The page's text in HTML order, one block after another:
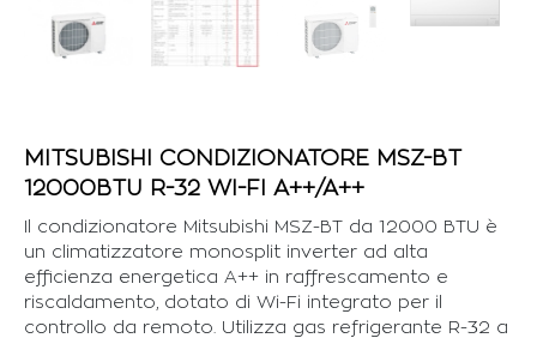
MITSUBISHI CONDIZIONATORE MSZ-BT
12000BTU R-32 WI-FI A++/A++
Il condizionatore Mitsubishi MSZ-BT da 12000 BTU è
un climatizzatore monosplit inverter ad alta
efficienza energetica A++ in raffrescamento e
riscaldamento, dotato di Wi-Fi integrato per il
controllo da remoto. Utilizza gas refrigerante R-32 a